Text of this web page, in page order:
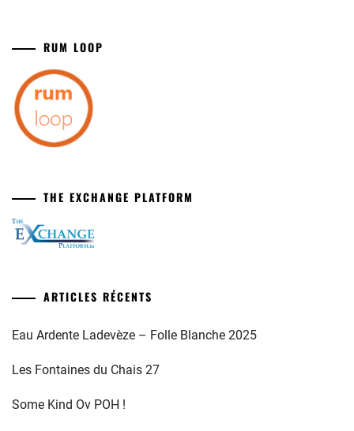
RUM LOOP
THE EXCHANGE PLATFORM
ARTICLES RÉCENTS
Eau Ardente Ladevèze – Folle Blanche 2025
Les Fontaines du Chais 27
Some Kind Ov POH !